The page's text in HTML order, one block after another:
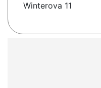
Winterova 11